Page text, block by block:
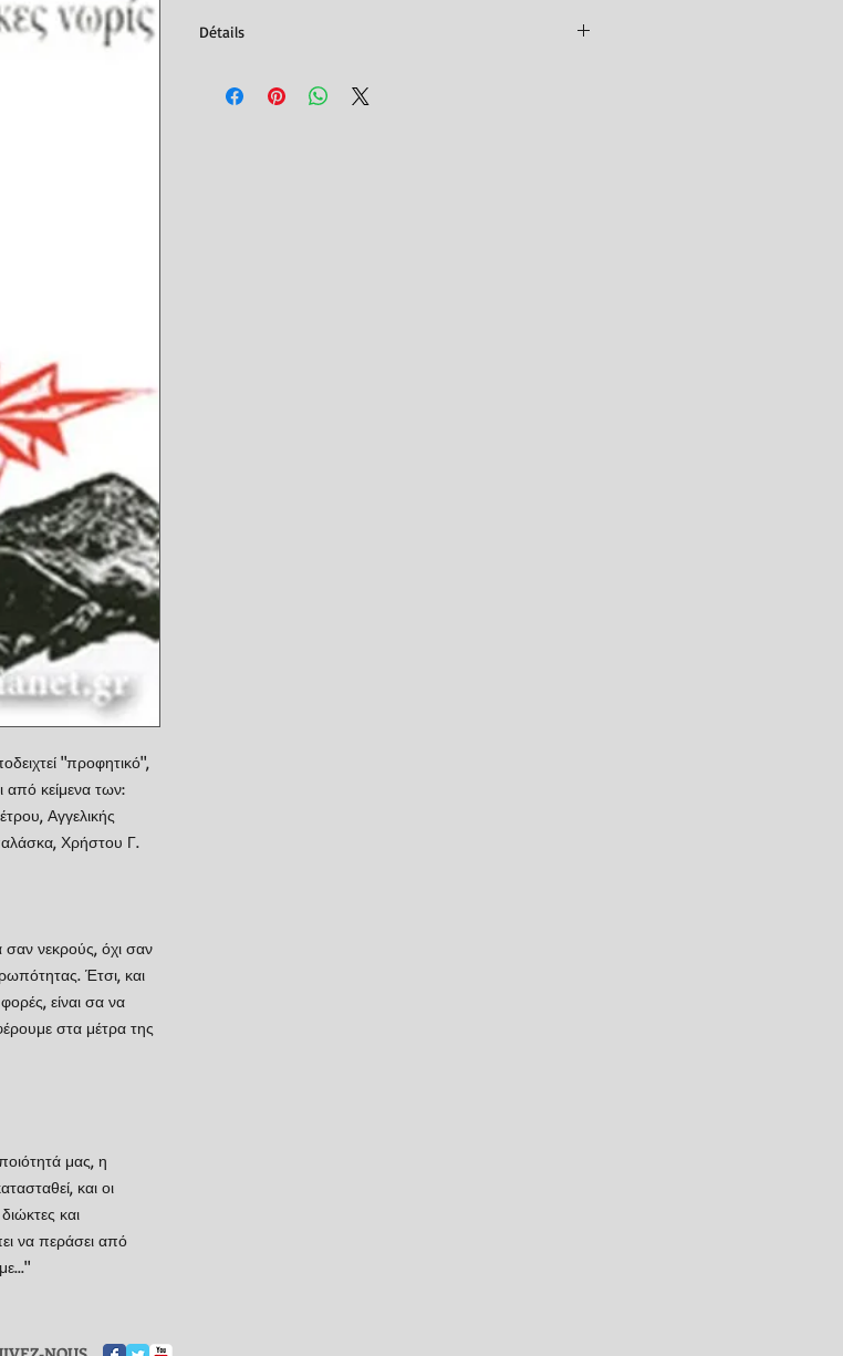
"προφητικό",
από κείμενα των:
Αγγελικής
Χρήστου Γ.
νεκρούς, όχι σαν
Έτσι, και
είναι σα να
στα μέτρα της
μας, η
και οι
και
να περάσει από
Détails
Parution : 01/09/2015